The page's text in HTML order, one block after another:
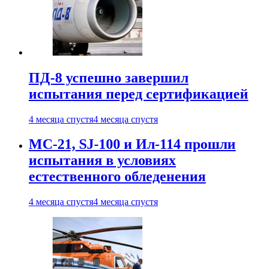
ПД-8 успешно завершил
испытания перед сертификацией
4 месяца спустя4 месяца спустя
МС-21, SJ-100 и Ил-114 прошли
испытания в условиях
естественного обледенения
4 месяца спустя4 месяца спустя